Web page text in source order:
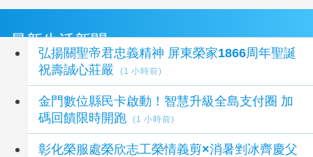
最新生活新聞
弘揚關聖帝君忠義精神 屏東榮家1866周年聖誕
祝壽誠心莊嚴
(1 小時前)
金門數位縣民卡啟動！智慧升級全島支付圈 加
碼回饋限時開跑
(1 小時前)
彰化榮服處榮欣志工榮情義剪×消暑剉冰齊慶父